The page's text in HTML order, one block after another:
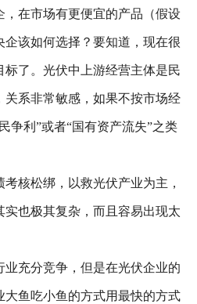
在市场有更便宜的产品（假设
企该如何选择？要知道，现在很
了。光伏中上游经营主体是民
系非常敏感，如果不按市场经
争利”或者“国有资产流失”之类
核松绑，以救光伏产业为主，
也极其复杂，而且容易出现太
充分竞争，但是在光伏企业的
鱼吃小鱼的方式用最快的方式